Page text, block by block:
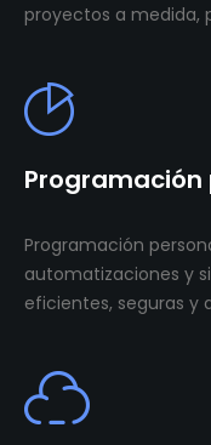
proyectos a medida,
Programación
automatizaciones y
eficientes, seguras y